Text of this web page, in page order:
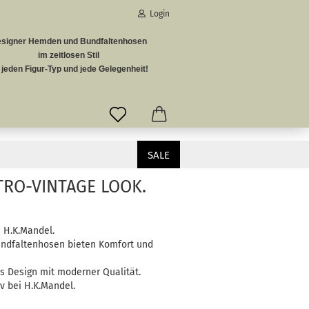
Login
Hemden und Bundfaltenhosen
im zeitlosen Stil
Figur-Typ und jede Gelegenheit!
SALE
VINTAGE LOOK.
bieten Komfort und
Design mit moderner Qualität.
bei H.K.Mandel.